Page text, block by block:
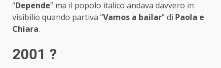
“Depende” ma il popolo italico andava davvero in
visibilio quando partiva “Vamos a bailar” di Paola e
Chiara.
2001 ?